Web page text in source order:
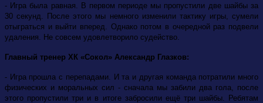
- Игра была равная. В первом периоде мы пропустили две шайбы за
30 секунд. После этого мы немного изменили тактику игры, сумели
отыграться и выйти вперед. Однако потом в очередной раз подвели
удаления. Не совсем удовлетворило судейство.
Главный тренер ХК «Сокол» Александр Глазков:
- Игра прошла с перепадами. И та и другая команда потратили много
физических и моральных сил - сначала мы забили два гола, после
этого пропустили три и в итоге забросили ещё три шайбы. Ребятам